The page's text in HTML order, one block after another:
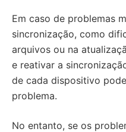
Em caso de problemas
sincronização, como
arquivos ou na
e reativar a
de cada dispositivo
problema.
No entanto, se os